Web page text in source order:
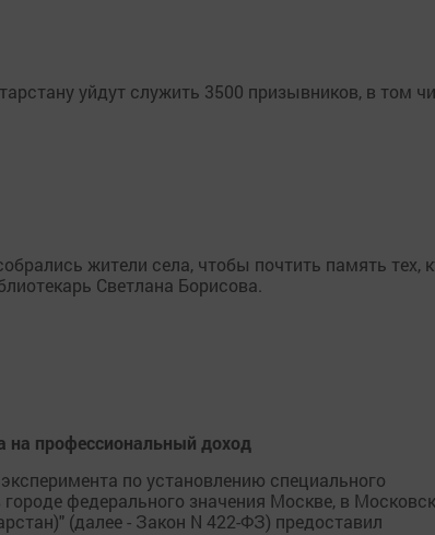
уйдут служить 3500 призывников, в том
жители села, чтобы почтить память тех,
Светлана Борисова.
на профессиональный доход
по установлению специального
федерального значения Москве, в
(далее - Закон N 422-ФЗ) предоставил